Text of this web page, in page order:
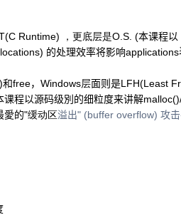
Runtime) ，更底层是O.S. (本课程以
的处理效率将影响applications
和free， Windows层面则是LFH(Least
课程以源码级別的细粒度来讲解
愛的"缓动区溢出" (buffer overflow) 攻